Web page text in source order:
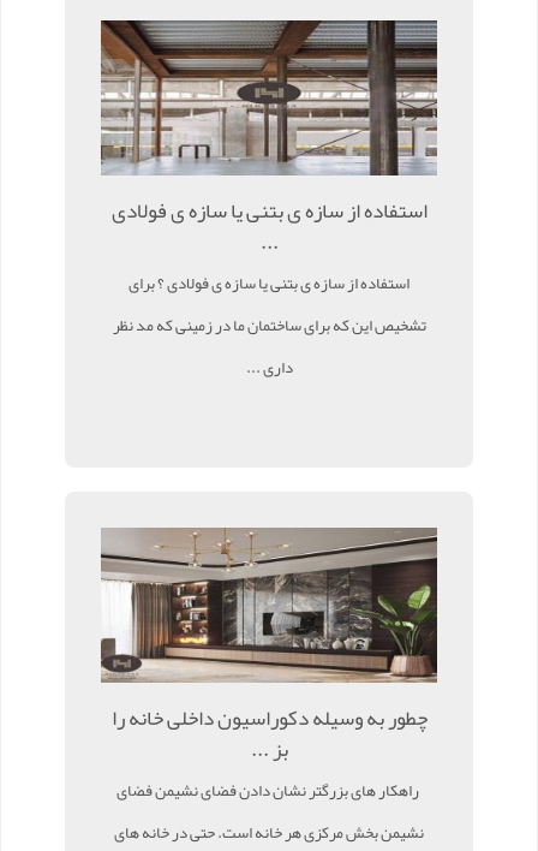
استفاده از سازه ی بتنی یا سازه ی فولادی
...
استفاده از سازه ی بتنی یا سازه ی فولادی ؟ برای
تشخیص این که برای ساختمان ما در زمینی که مد نظر
داری ...
چطور به وسیله دکوراسیون داخلی خانه را
بز ...
راهکار های بزرگتر نشان دادن فضای نشیمن فضای
نشیمن بخش مرکزی هر خانه است. حتی در خانه های